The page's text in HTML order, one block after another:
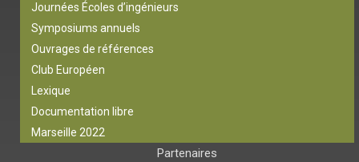
Journées Écoles d’ingénieurs
Symposiums annuels
Ouvrages de références
Club Européen
Lexique
Documentation libre
Marseille 2022
Partenaires